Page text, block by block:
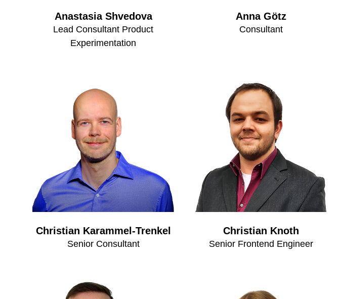
Anastasia Shvedova
Lead Consultant Product
Experimentation
Anna Götz
Consultant
Christian Karammel-Trenkel
Senior Consultant
Christian Knoth
Senior Frontend Engineer